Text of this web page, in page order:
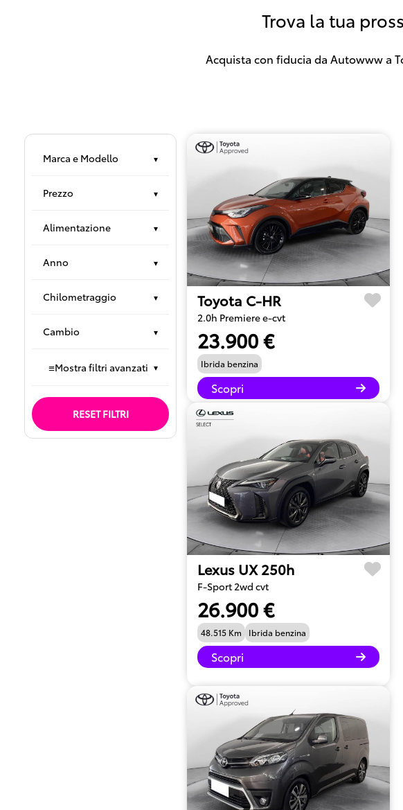
Trova la tua
Acquista con fiducia da Autowww a
Marca e Modello ▾
Prezzo ▾
Alimentazione ▾
Anno ▾
Chilometraggio ▾
Cambio ▾
≡Mostra filtri avanzati ▾
RESET FILTRI
Toyota C-HR
2.0h Premiere e-cvt
23.900 €
Ibrida benzina
Scopri
Lexus UX 250h
F-Sport 2wd cvt
26.900 €
48.515 Km Ibrida benzina
Scopri